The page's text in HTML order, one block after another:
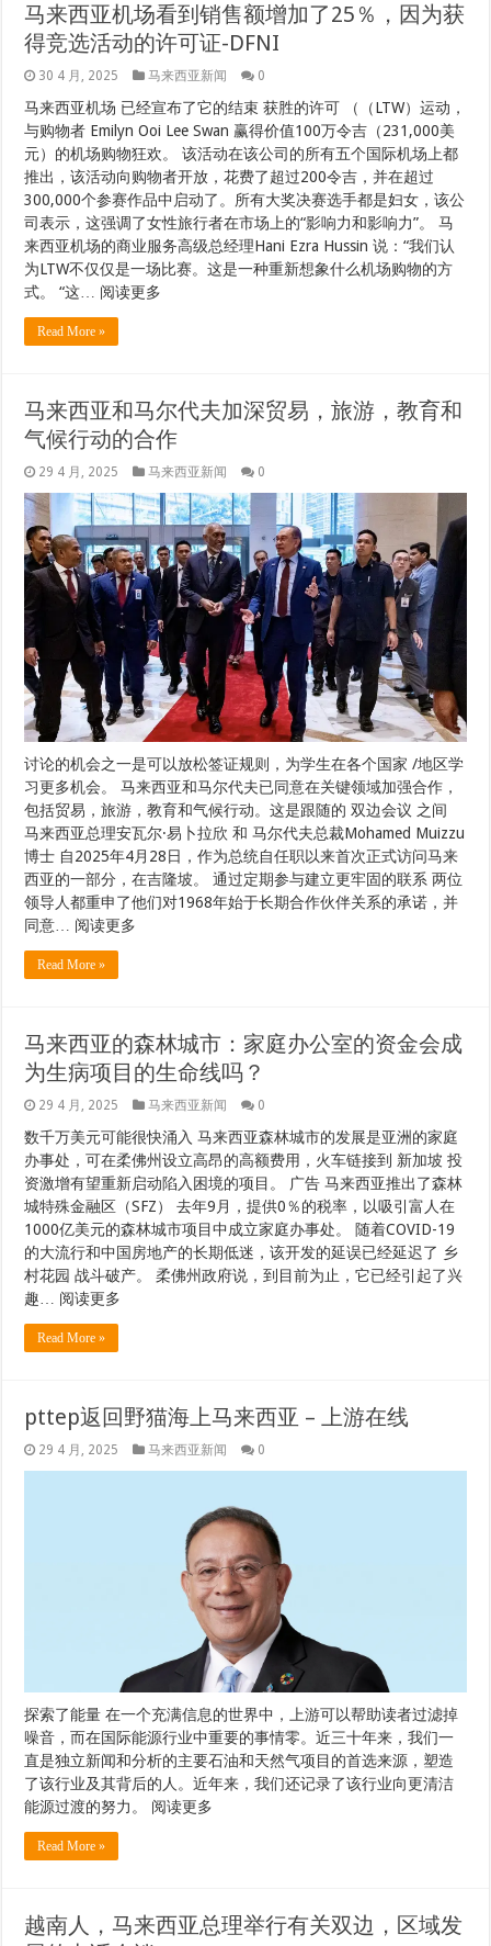
马来西亚机场看到销售额增加了25％，因为获
得竞选活动的许可证-DFNI
30 4 月, 2025 马来西亚新闻 0
马来西亚机场 已经宣布了它的结束 获胜的许可 （（LTW）运动，
与购物者 Emilyn Ooi Lee Swan 赢得价值100万令吉（231,000美
元）的机场购物狂欢。 该活动在该公司的所有五个国际机场上都
推出，该活动向购物者开放，花费了超过200令吉，并在超过
300,000个参赛作品中启动了。所有大奖决赛选手都是妇女，该公
司表示，这强调了女性旅行者在市场上的“影响力和影响力”。 马
来西亚机场的商业服务高级总经理Hani Ezra Hussin 说：“我们认
为LTW不仅仅是一场比赛。这是一种重新想象什么机场购物的方
式。 “这… 阅读更多
Read More »
马来西亚和马尔代夫加深贸易，旅游，教育和
气候行动的合作
29 4 月, 2025 马来西亚新闻 0
讨论的机会之一是可以放松签证规则，为学生在各个国家 /地区学
习更多机会。 马来西亚和马尔代夫已同意在关键领域加强合作，
包括贸易，旅游，教育和气候行动。这是跟随的 双边会议 之间
马来西亚总理安瓦尔·易卜拉欣 和 马尔代夫总裁Mohamed Muizzu
博士 自2025年4月28日，作为总统自任职以来首次正式访问马来
西亚的一部分，在吉隆坡。 通过定期参与建立更牢固的联系 两位
领导人都重申了他们对1968年始于长期合作伙伴关系的承诺，并
同意… 阅读更多
Read More »
马来西亚的森林城市：家庭办公室的资金会成
为生病项目的生命线吗？
29 4 月, 2025 马来西亚新闻 0
数千万美元可能很快涌入 马来西亚森林城市​​的发展是亚洲的家庭
办事处，可在柔佛州设立高昂的高额费用，火车链接到 新加坡 投
资激增有望重新启动陷入困境的项目。 广告 马来西亚推出了森林
城特殊金融区（SFZ） 去年9月，提供0％的税率，以吸引富人在
1000亿美元的森林城市项目中成立家庭办事处。 随着COVID-19
的大流行和中国房地产的长期低迷，该开发的延误已经延迟了 乡
村花园 战斗破产。 柔佛州政府说，到目前为止，它已经引起了兴
趣… 阅读更多
Read More »
pttep返回野猫海上马来西亚 – 上游在线
29 4 月, 2025 马来西亚新闻 0
探索了能量 在一个充满信息的世界中，上游可以帮助读者过滤掉
噪音，而在国际能源行业中重要的事情零。近三十年来，我们一
直是独立新闻和分析的主要石油和天然气项目的首选来源，塑造
了该行业及其背后的人。近年来，我们还记录了该行业向更清洁
能源过渡的努力。 阅读更多
Read More »
越南人，马来西亚总理举行有关双边，区域发